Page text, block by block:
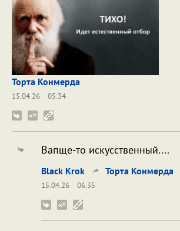
Торта Конмерда
15.04.26
05:34
Вапще-то искусственный....
Black Krok Торта Конмерда
15.04.26
06:35